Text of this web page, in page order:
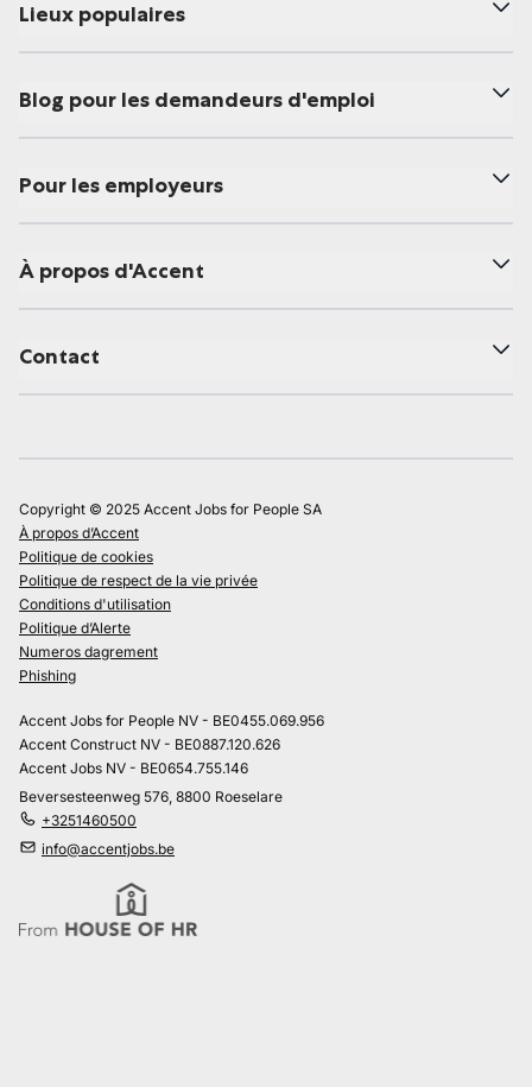
Lieux populaires
Blog pour les demandeurs d'emploi
Pour les employeurs
À propos d'Accent
Contact
Copyright © 2025 Accent Jobs for People SA
À propos d’Accent
Politique de cookies
Politique de respect de la vie privée
Conditions d'utilisation
Politique d’Alerte
Numeros dagrement
Phishing
Accent Jobs for People NV - BE0455.069.956
Accent Construct NV - BE0887.120.626
Accent Jobs NV - BE0654.755.146
Beversesteenweg 576, 8800 Roeselare
+3251460500
info@accentjobs.be